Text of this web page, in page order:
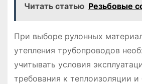
Читать статью Резьбовые
При выборе рулонных
утепления трубопроводов
учитывать условия
требования к теплоизоляции